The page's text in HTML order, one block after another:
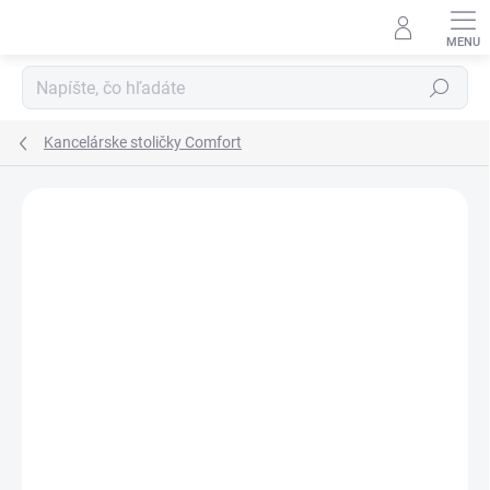
Hľadať
Kancelárske stoličky Comfort